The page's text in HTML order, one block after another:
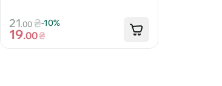
21.00 ₴-10%
19.00₴